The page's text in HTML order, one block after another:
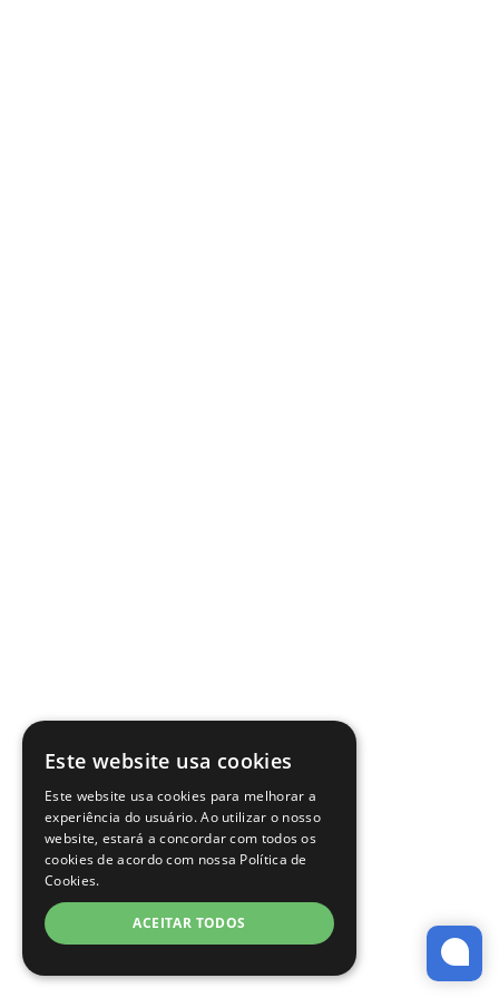
Este website usa cookies
Este website usa cookies para melhorar a
experiência do usuário. Ao utilizar o nosso
website, estará a concordar com todos os
cookies de acordo com nossa Política de
Cookies.
ACEITAR TODOS